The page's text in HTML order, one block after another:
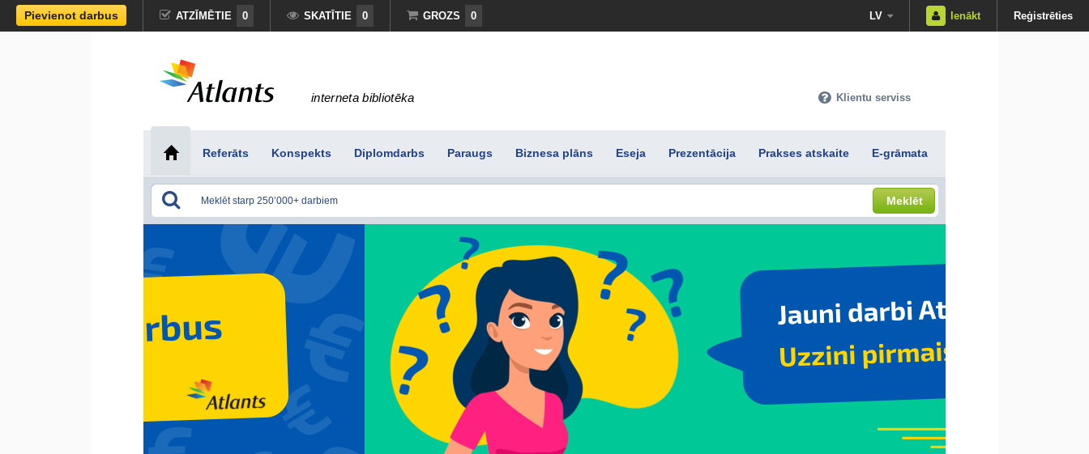
Pievienot darbus ATZĪMĒTIE 0 SKATĪTIE 0 GROZS 0 LV Ienākt Reģistrēties
interneta bibliotēka Klientu serviss
Referāts Konspekts Diplomdarbs Paraugs Biznesa plāns Eseja Prezentācija Prakses atskaite E-grāmata
Meklēt